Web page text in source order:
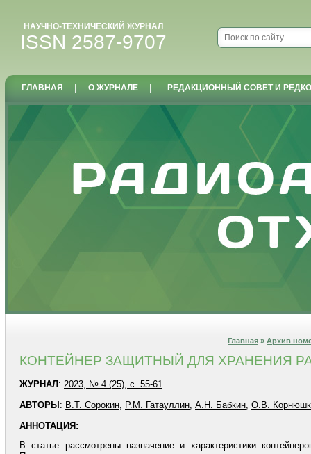
НАУЧНО-ТЕХНИЧЕСКИЙ ЖУРНАЛ
ISSN 2587-9707
ГЛАВНАЯ О ЖУРНАЛЕ РЕДАКЦИОННЫЙ СОВЕТ И
Главная » Архив
КОНТЕЙНЕР ЗАЩИТНЫЙ ДЛЯ ХРАНЕНИЯ
ЖУРНАЛ : 2023, № 4 (25), с. 55-61
АВТОРЫ : В.Т. Сорокин, Р.М. Гатауллин, А.Н. Бабкин, О.В.
АННОТАЦИЯ:
В статье рассмотрены назначение и характеристики